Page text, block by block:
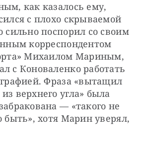
как казалось ему,
с плохо скрываемой
сильно поспорил со своим
корреспондентом
Михаилом Мариным,
с Коноваленко работать
Фраза «вытащил
верхнего угла» была
— «такого не
быть», хотя Марин уверял,